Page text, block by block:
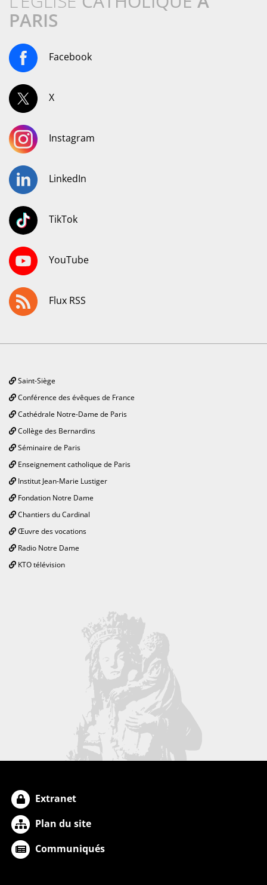
PARIS
Facebook
X
Instagram
LinkedIn
TikTok
YouTube
Flux RSS
Saint-Siège
Conférence des évêques de France
Cathédrale Notre-Dame de Paris
Collège des Bernardins
Séminaire de Paris
Enseignement catholique de Paris
Institut Jean-Marie Lustiger
Fondation Notre Dame
Chantiers du Cardinal
Œuvre des vocations
Radio Notre Dame
KTO télévision
Extranet
Plan du site
Communiqués